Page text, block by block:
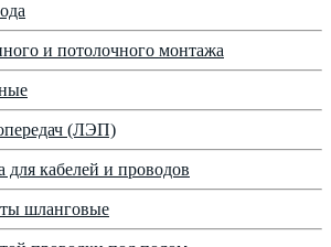
и потолочного монтажа
(ЛЭП)
для кабелей и проводов
шланговые